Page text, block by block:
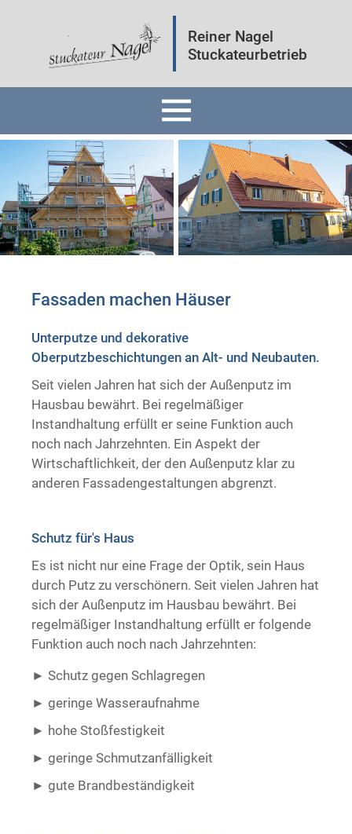
Reiner Nagel
Stuckateurbetrieb
Fassaden
Innenräume
Mineralputz
Wärmedämmung
Trockenausbau
Fassaden machen Häuser
Unterputze und dekorative
Oberputzbeschichtungen an Alt- und Neubauten.
Seit vielen Jahren hat sich der Außenputz im
Hausbau bewährt. Bei regelmäßiger
Instandhaltung erfüllt er seine Funktion auch
noch nach Jahrzehnten. Ein Aspekt der
Wirtschaftlichkeit, der den Außenputz klar zu
anderen Fassadengestaltungen abgrenzt.
Schutz für's Haus
Es ist nicht nur eine Frage der Optik, sein Haus
durch Putz zu verschönern. Seit vielen Jahren hat
sich der Außenputz im Hausbau bewährt. Bei
regelmäßiger Instandhaltung erfüllt er folgende
Funktion auch noch nach Jahrzehnten:
Schutz gegen Schlagregen
geringe Wasseraufnahme
hohe Stoßfestigkeit
geringe Schmutzanfälligkeit
gute Brandbeständigkeit ​ ​